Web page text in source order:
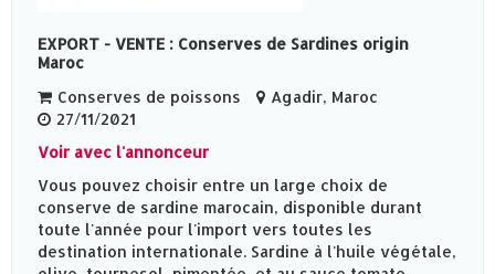
EXPORT - VENTE : Conserves de Sardines origin
Maroc
Conserves de poissons
Agadir, Maroc
27/11/2021
Voir avec l'annonceur
Vous pouvez choisir entre un large choix de
conserve de sardine marocain, disponible durant
toute l'année pour l'import vers toutes les
destination internationale. Sardine à l'huile végétale,